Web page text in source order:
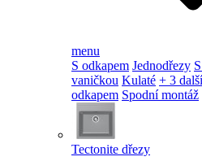
menu
S odkapem Jednodřezy
vaničkou Kulaté + 3 další
odkapem Spodní montáž
Tectonite dřezy